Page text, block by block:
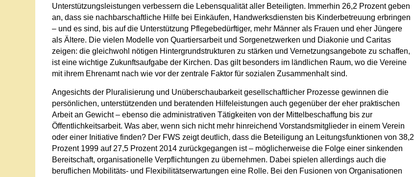
Unterstützungsleistungen verbessern die Lebensqualität aller Beteiligten. Immerhin 26,2 Prozent geben
an, dass sie nachbarschaftliche Hilfe bei Einkäufen, Handwerksdiensten bis Kinderbetreuung erbringen
– und es sind, bis auf die Unterstützung Pflegebedürftiger, mehr Männer als Frauen und eher Jüngere
als Ältere. Die vielen Modelle von Quartiersarbeit und Sorgenetzwerken und Diakonie und Caritas
zeigen: die gleichwohl nötigen Hintergrundstrukturen zu stärken und Vernetzungsangebote zu schaffen,
ist eine wichtige Zukunftsaufgabe der Kirchen. Das gilt besonders im ländlichen Raum, wo die Vereine
mit ihrem Ehrenamt nach wie vor der zentrale Faktor für sozialen Zusammenhalt sind.
Angesichts der Pluralisierung und Unüberschaubarkeit gesellschaftlicher Prozesse gewinnen die
persönlichen, unterstützenden und beratenden Hilfeleistungen auch gegenüber der eher praktischen
Arbeit an Gewicht – ebenso die administrativen Tätigkeiten von der Mittelbeschaffung bis zur
Öffentlichkeitsarbeit. Was aber, wenn sich nicht mehr hinreichend Vorstandsmitglieder in einem Verein
oder einer Initiative finden? Der FWS zeigt deutlich, dass die Beteiligung an Leitungsfunktionen von 38,2
Prozent 1999 auf 27,5 Prozent 2014 zurückgegangen ist – möglicherweise die Folge einer sinkenden
Bereitschaft, organisationelle Verpflichtungen zu übernehmen. Dabei spielen allerdings auch die
beruflichen Mobilitäts- und Flexibilitätserwartungen eine Rolle. Bei den Fusionen von Organisationen